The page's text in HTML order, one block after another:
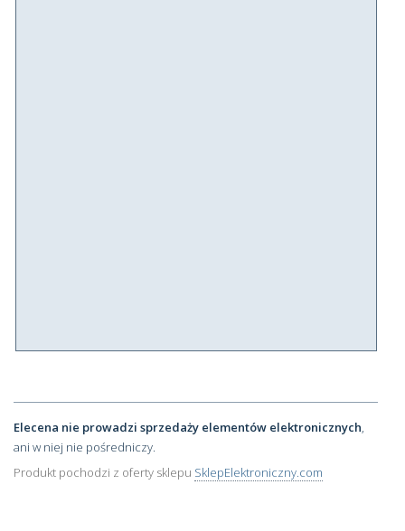
Elecena nie prowadzi sprzedaży elementów elektronicznych
ani w niej nie pośredniczy.
Produkt pochodzi z oferty sklepu SklepElektroniczny.com